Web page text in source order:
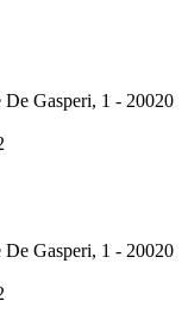
Gasperi, 1 - 20020
Gasperi, 1 - 20020